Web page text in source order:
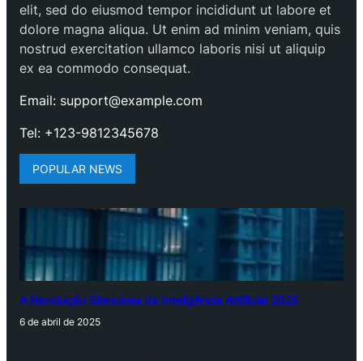
elit, sed do eiusmod tempor incididunt ut labore et
dolore magna aliqua. Ut enim ad minim veniam, quis
nostrud exercitation ullamco laboris nisi ut aliquip
ex ea commodo consequat.
Email: support@example.com
Tel: +123-9812345678
POPULAR NEWS
A Revolução Silenciosa da Inteligência Artificial 2025
6 de abril de 2025